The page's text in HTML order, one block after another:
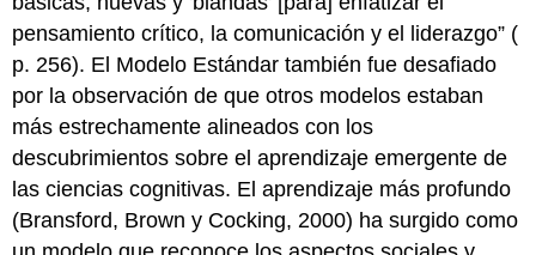
pensamiento crítico, la comunicación y el liderazgo” (
p. 256). El Modelo Estándar también fue desafiado
por la observación de que otros modelos estaban
más estrechamente alineados con los
descubrimientos sobre el aprendizaje emergente de
las ciencias cognitivas. El aprendizaje más profundo
(Bransford, Brown y Cocking, 2000) ha surgido como